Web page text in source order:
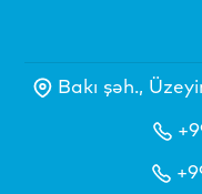
Bakı şəh.,